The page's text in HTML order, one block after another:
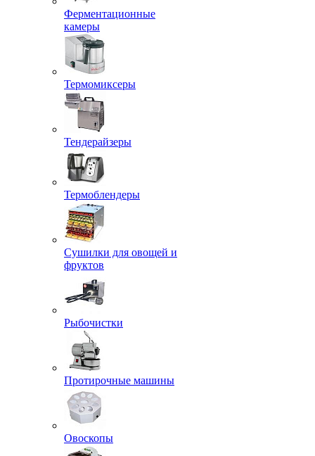
Ферментационные
камеры
Термомиксеры
Тендерайзеры
Термоблендеры
Сушилки для овощей и
фруктов
Рыбочистки
Протирочные машины
Овоскопы